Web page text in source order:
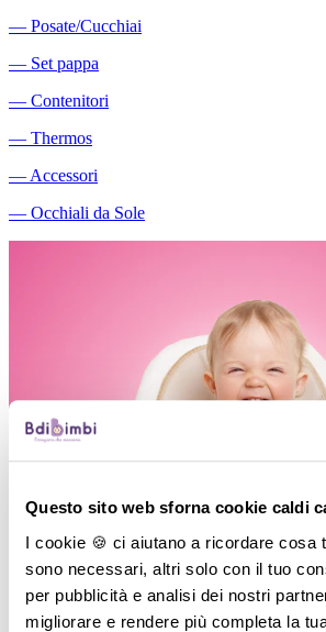
Questo sito web sforna cookie caldi
I cookie 🍪 ci aiutano a ricordare cosa
sono necessari, altri solo con il tuo
per pubblicità e analisi dei nostri
migliorare e rendere più completa la
― Posate/Cucchiai
― Set pappa
― Contenitori
― Thermos
― Accessori
― Occhiali da Sole